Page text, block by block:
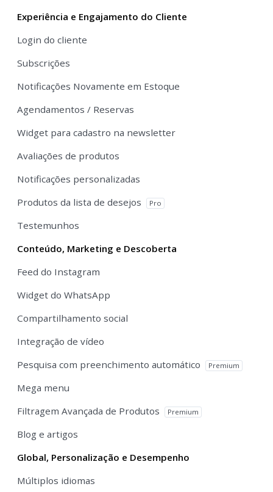
Experiência e Engajamento do Cliente
Login do cliente
Subscrições
Notificações Novamente em Estoque
Agendamentos / Reservas
Widget para cadastro na newsletter
Avaliações de produtos
Notificações personalizadas
Produtos da lista de desejos
Pro
Testemunhos
Conteúdo, Marketing e Descoberta
Feed do Instagram
Widget do WhatsApp
Compartilhamento social
Integração de vídeo
Pesquisa com preenchimento automático
Premium
Mega menu
Filtragem Avançada de Produtos
Premium
Blog e artigos
Global, Personalização e Desempenho
Múltiplos idiomas